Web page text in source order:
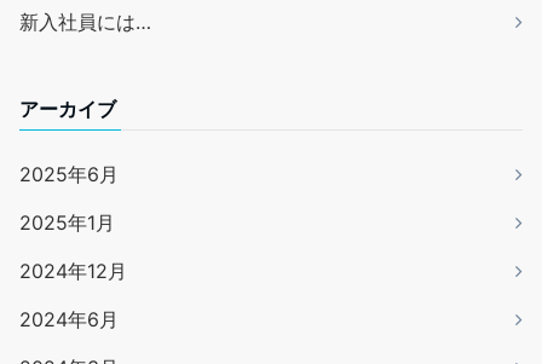
新入社員には…
アーカイブ
2025年6月
2025年1月
2024年12月
2024年6月